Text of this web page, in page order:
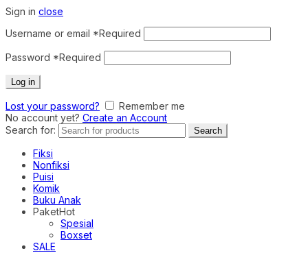
Sign in close
Username or email *Required
Password *Required
Log in
Lost your password?
Remember me
No account yet? Create an Account
Search for:
Search
Fiksi
Nonfiksi
Puisi
Komik
Buku Anak
PaketHot
Spesial
Boxset
SALE